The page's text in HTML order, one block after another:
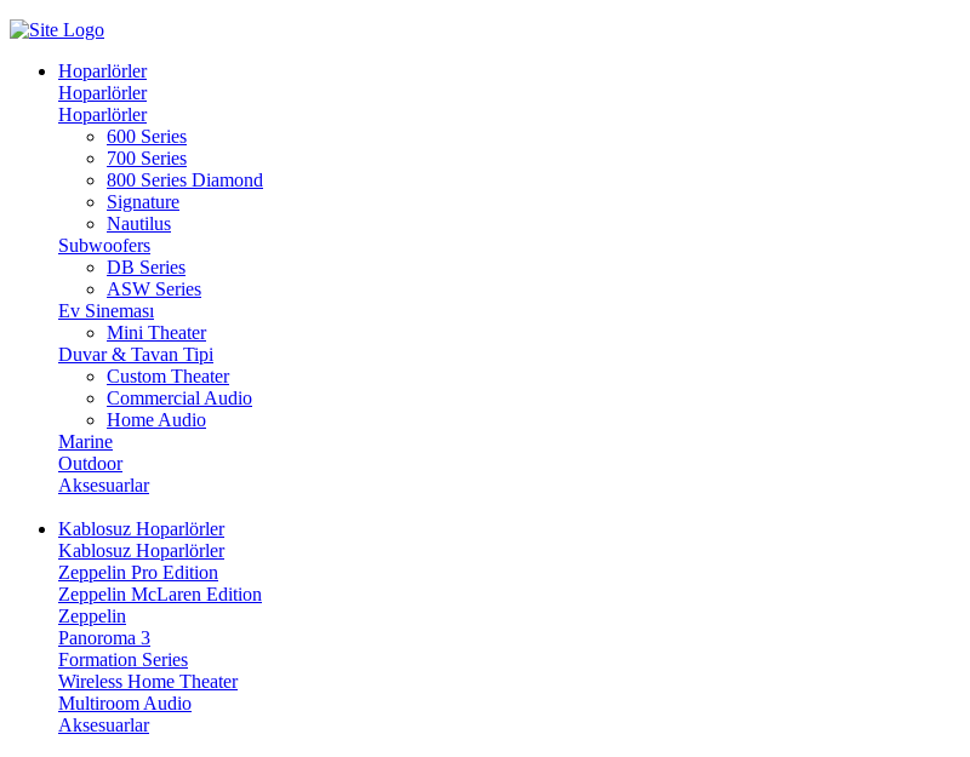
Hoparlörler
Hoparlörler
Hoparlörler
600 Series
700 Series
800 Series Diamond
Signature
Nautilus
Subwoofers
DB Series
ASW Series
Ev Sineması
Mini Theater
Duvar & Tavan Tipi
Custom Theater
Commercial Audio
Home Audio
Marine
Outdoor
Aksesuarlar
Kablosuz Hoparlörler
Kablosuz Hoparlörler
Zeppelin Pro Edition
Zeppelin McLaren Edition
Zeppelin
Panoroma 3
Formation Series
Wireless Home Theater
Multiroom Audio
Aksesuarlar